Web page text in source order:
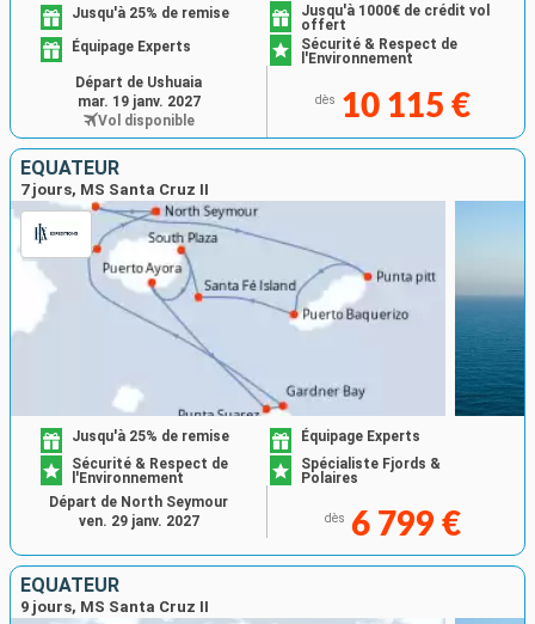
Jusqu'à 25% de remise
Jusqu'à 1000€ de crédit vol
offert
Équipage Experts
Sécurité & Respect de
l'Environnement
dès 10 115 €
Départ de Ushuaia
mar. 19 janv. 2027
Vol disponible
ÉQUATEUR
7 jours, MS Santa Cruz II
Jusqu'à 25% de remise
Équipage Experts
Sécurité & Respect de
l'Environnement
Spécialiste Fjords &
Polaires
dès 6 799 €
Départ de North Seymour
ven. 29 janv. 2027
ÉQUATEUR
9 jours, MS Santa Cruz II